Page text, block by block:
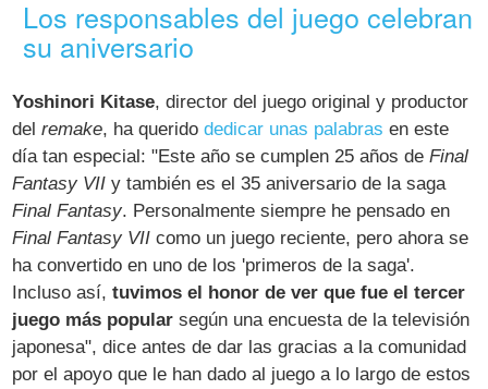
Los responsables del juego celebran
su aniversario
Yoshinori Kitase, director del juego original y productor
delremake, ha queridodedicar unas palabras en este
día tan especial: "Este año se cumplen 25 años deFinal
Fantasy VII y también es el 35 aniversario de la saga
Final Fantasy. Personalmente siempre he pensado en
Final Fantasy VII como un juego reciente, pero ahora se
ha convertido en uno de los 'primeros de la saga'.
Incluso así,tuvimos el honor de ver que fue el tercer
juego más popular según una encuesta de la televisión
japonesa", dice antes de dar las gracias a la comunidad
por el apoyo que le han dado al juego a lo largo de estos